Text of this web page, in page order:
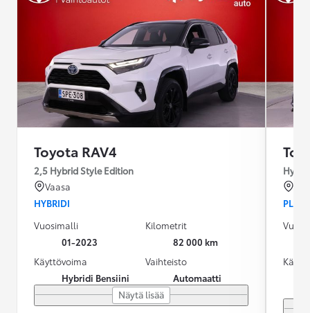
Toyota RAV4
2,5 Hybrid Style Edition
Vaasa
HYBRIDI
Vuosimalli
01-2023
Kilometrit
82 000 km
Käyttövoima
Hybridi Bensiini
Vaihteisto
Automaatti
Näytä lisää